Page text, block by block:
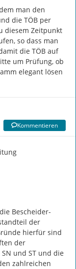
man den
die TÖB per
diesem Zeitpunkt
so dass man
die TÖB auf
um Prüfung, ob
elegant lösen
Kommentieren
Bescheider-
der
hierfür sind
der
und ST und die
zahlreichen